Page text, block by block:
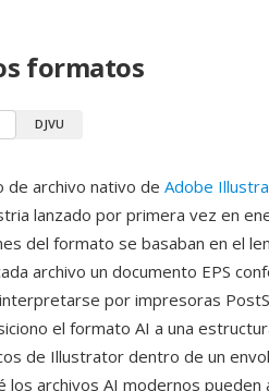
formatos
DJVU
archivo nativo de Adobe
lanzado por primera vez en
del formato se basaban en el
archivo un documento EPS
por impresoras
el formato AI a una
de Illustrator dentro de un
archivos AI modernos pueden